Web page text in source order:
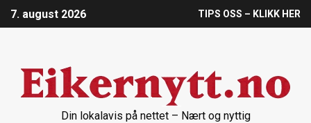
7. august 2026 TIPS OSS – KLIKK HER
Din lokalavis på nettet – Nært og nyttig